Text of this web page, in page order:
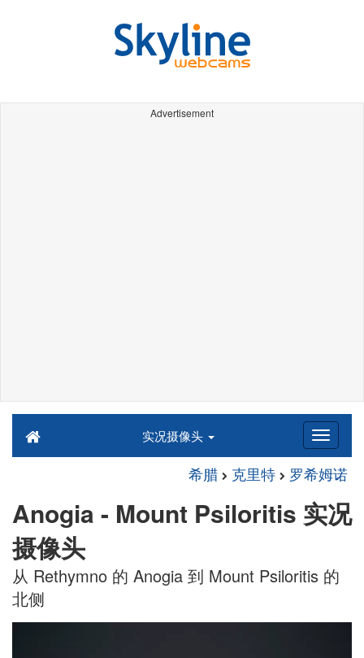
Advertisement
实况摄像头
希腊 克里特 罗希姆诺
Anogia - Mount Psiloritis 实况
摄像头
从 Rethymno 的 Anogia 到 Mount Psiloritis 的
北侧